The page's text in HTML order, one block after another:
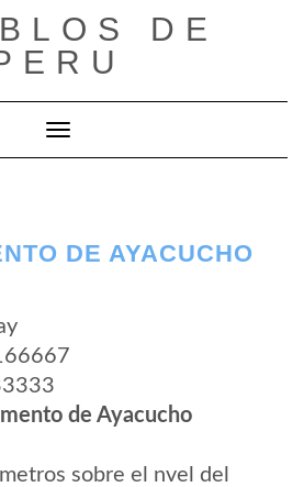
DE
Cambiar modo de navegación
DE AYACUCHO
de Ayacucho
sobre el nvel del